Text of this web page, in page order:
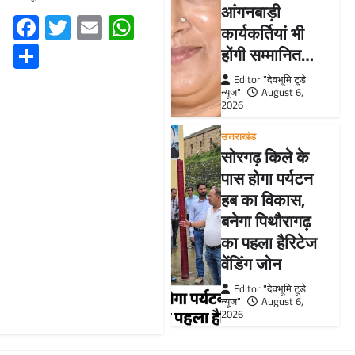
Facebook
Twitter
Email WhatsAppआंगनबाड़ी
कार्यकर्तियां भी
होंगी सम्मानित…
Editor "देवभूमि टूडे
न्यूज"
August 6,
2026
उत्तराखंड
सोरगढ़ किले के
पास होगा पर्यटन
हब का विकास,
बनेगा पिथौरागढ़
का पहला हैरिटेज
वेंडिंग जोन
Editor "देवभूमि टूडे
न्यूज"
August 6,
2026